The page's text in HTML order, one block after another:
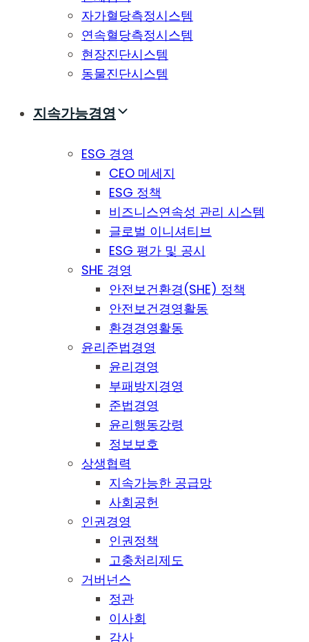
자가혈당측정시스템
연속혈당측정시스템
현장진단시스템
동물진단시스템
지속가능경영
ESG 경영
CEO 메세지
ESG 정책
비즈니스연속성 관리 시스템
글로벌 이니셔티브
ESG 평가 및 공시
SHE 경영
안전보건환경(SHE) 정책
안전보건경영활동
환경경영활동
윤리준법경영
윤리경영
부패방지경영
준법경영
윤리행동강령
정보보호
상생협력
지속가능한 공급망
사회공헌
인권경영
인권정책
고충처리제도
거버넌스
정관
이사회
감사